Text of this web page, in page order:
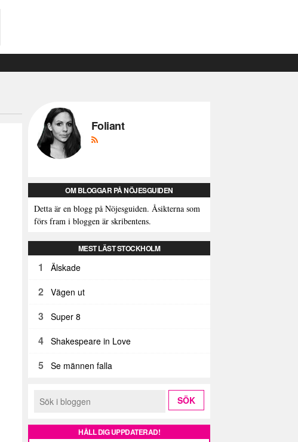
Foliant
OM BLOGGAR PÅ NÖJESGUIDEN
Detta är en blogg på Nöjesguiden. Åsikterna som
förs fram i bloggen är skribentens.
MEST LÄST STOCKHOLM
1 Älskade
2 Vägen ut
3 Super 8
4 Shakespeare in Love
5 Se männen falla
HÅLL DIG UPPDATERAD!